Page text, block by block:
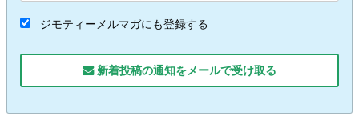
ジモティーメルマガにも登録する
新着投稿の通知をメールで受け取る